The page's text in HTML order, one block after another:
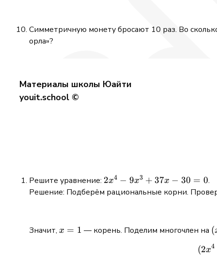
Симметричную монету бросают 10 раз. Во
орла»?
Материалы школы Юайти
youit.school ©
Решите уравнение: 2x^4
-
- 30
2x4 − 9x3 + 37x − 30 = 0.
Решение: Подберём рациональные корни.
Значит, x
x = 1 — корень. Поделим многочлен на
-
(
(2x4